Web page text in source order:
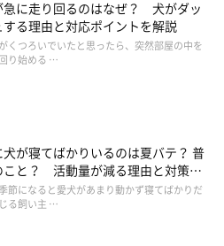
と、しっぽを全力で振って喜んでく
ない！ 犬が好きな人なら、きっと
犬は、仲間とコミュニケーション
感情を伝えあっていました。うれ
たり、笑顔になったりするのはそ
急に走り回るのはなぜ？ 犬がダッ
する理由と対応ポイントを解説
くつろいでいたと思ったら、突然部屋の中を
り始める …
犬が寝てばかりいるのは夏バテ？ 普
こと？ 活動量が減る理由と対策と
節になると愛犬があまり動かず寝てばかりだ
る飼い主 …